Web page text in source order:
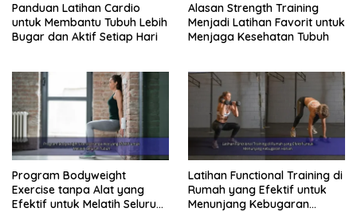
Panduan Latihan Cardio
untuk Membantu Tubuh Lebih
Bugar dan Aktif Setiap Hari
Alasan Strength Training
Menjadi Latihan Favorit untuk
Menjaga Kesehatan Tubuh
Program Bodyweight
Exercise tanpa Alat yang
Efektif untuk Melatih Seluruh
Latihan Functional Training di
Rumah yang Efektif untuk
Menunjang Kebugaran